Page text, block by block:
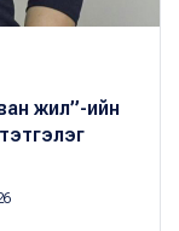
жил”-ийн